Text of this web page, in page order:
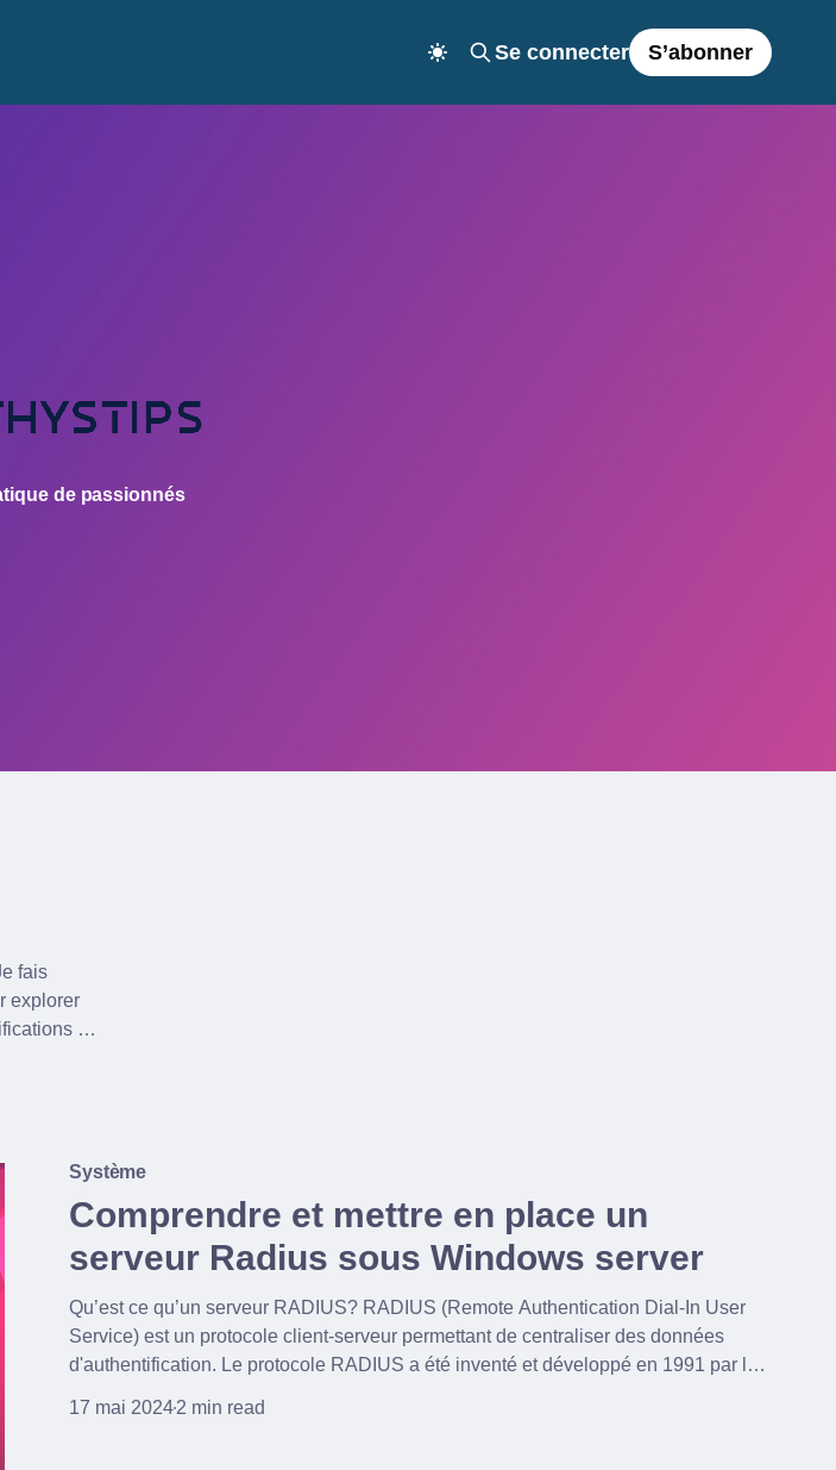
Se connecter S’abonner
de passionnés
fais
explorer
Système
Comprendre et mettre en place un
serveur Radius sous Windows server
Qu’est ce qu’un serveur RADIUS? RADIUS (Remote Authentication Dial-In User
Service) est un protocole client-serveur permettant de centraliser des données
d'authentification. Le protocole RADIUS a été inventé et développé en 1991 par la
17 mai 20242 min read